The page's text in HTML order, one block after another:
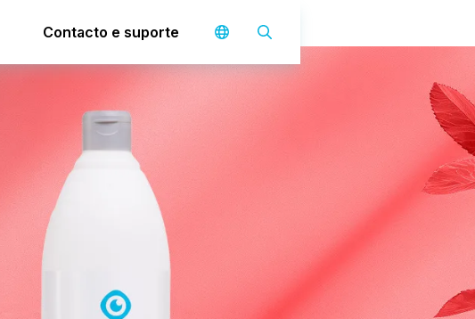
Contacto e suporte